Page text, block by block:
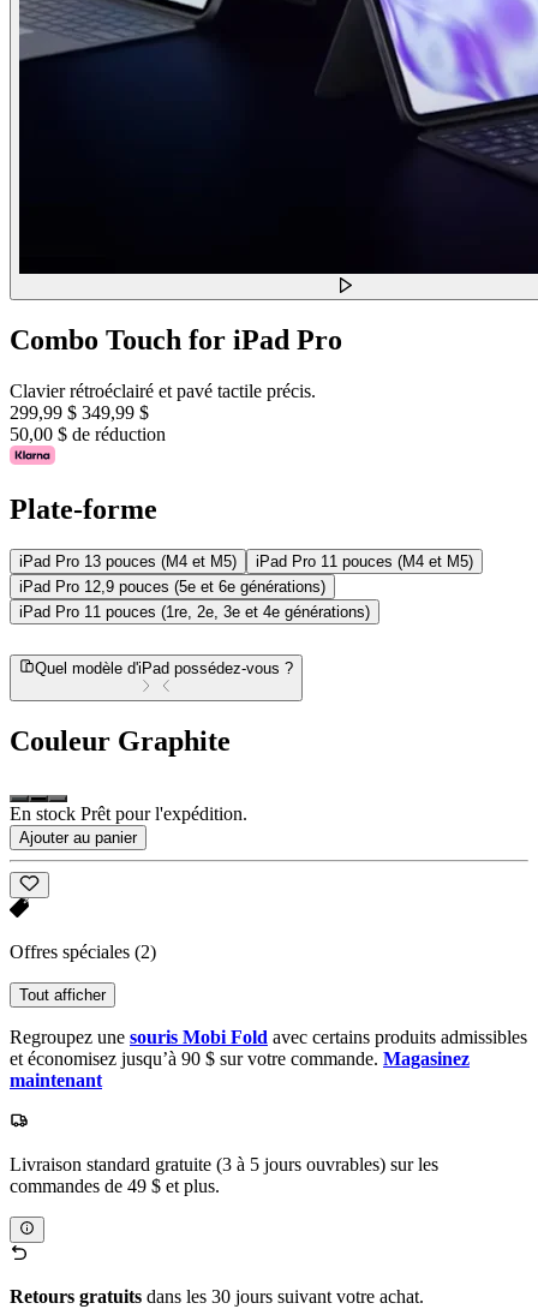
Combo Touch for iPad Pro
Clavier rétroéclairé et pavé tactile précis.
299,99 $ 349,99 $
50,00 $ de réduction
Plate-forme
iPad Pro 13 pouces (M4 et M5)
iPad Pro 11 pouces (M4 et M5)
iPad Pro 12,9 pouces (5e et 6e générations)
iPad Pro 11 pouces (1re, 2e, 3e et 4e générations)
Quel modèle d'iPad possédez-vous ?
Couleur Graphite
En stock Prêt pour l'expédition.
Ajouter au panier
Offres spéciales (2)
Tout afficher
Regroupez une souris Mobi Fold avec certains produits admissibles
et économisez jusqu’à 90 $ sur votre commande. Magasinez
maintenant
Livraison standard gratuite (3 à 5 jours ouvrables) sur les
commandes de 49 $ et plus.
Retours gratuits dans les 30 jours suivant votre achat.